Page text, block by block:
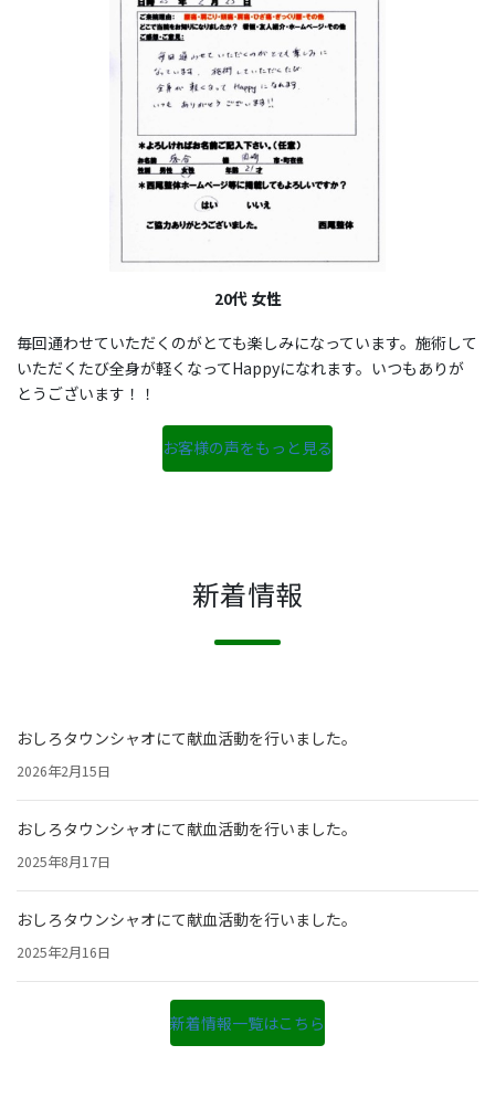
20代 女性
毎回通わせていただくのがとても楽しみになっています。施術して
いただくたび全身が軽くなってHappyになれます。いつもありが
とうございます！！
お客様の声をもっと見る
新着情報
おしろタウンシャオにて献血活動を行いました。
2026年2月15日
おしろタウンシャオにて献血活動を行いました。
2025年8月17日
おしろタウンシャオにて献血活動を行いました。
2025年2月16日
新着情報一覧はこちら